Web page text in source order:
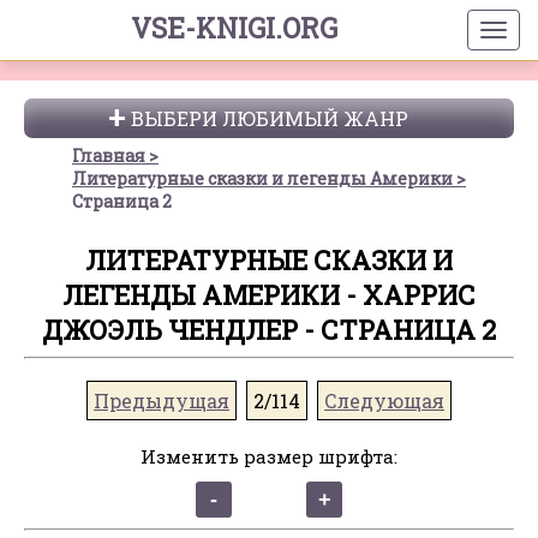
VSE-KNIGI.ORG
ВЫБЕРИ ЛЮБИМЫЙ ЖАНР
Главная
Литературные сказки и легенды Америки
Страница 2
ЛИТЕРАТУРНЫЕ СКАЗКИ И
ЛЕГЕНДЫ АМЕРИКИ - ХАРРИС
ДЖОЭЛЬ ЧЕНДЛЕР - СТРАНИЦА 2
Предыдущая 2/114 Следующая
Изменить размер шрифта: